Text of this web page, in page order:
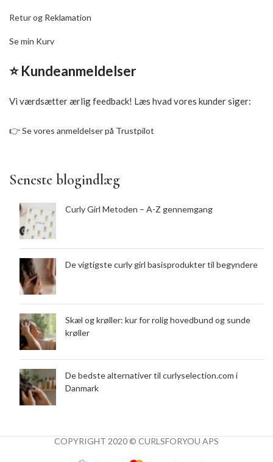
Retur og Reklamation
Se min Kurv
⭐ Kundeanmeldelser
Vi værdsætter ærlig feedback! Læs hvad vores kunder siger:
👉Se vores anmeldelser på Trustpilot
Seneste blogindlæg
Curly Girl Metoden – A-Z gennemgang
De vigtigste curly girl basisprodukter til begyndere
Skæl og krøller: kur for rolig hovedbund og sunde
krøller
De bedste alternativer til curlyselection.com i
Danmark
COPYRIGHT 2020 © CURLSFORYOU APS